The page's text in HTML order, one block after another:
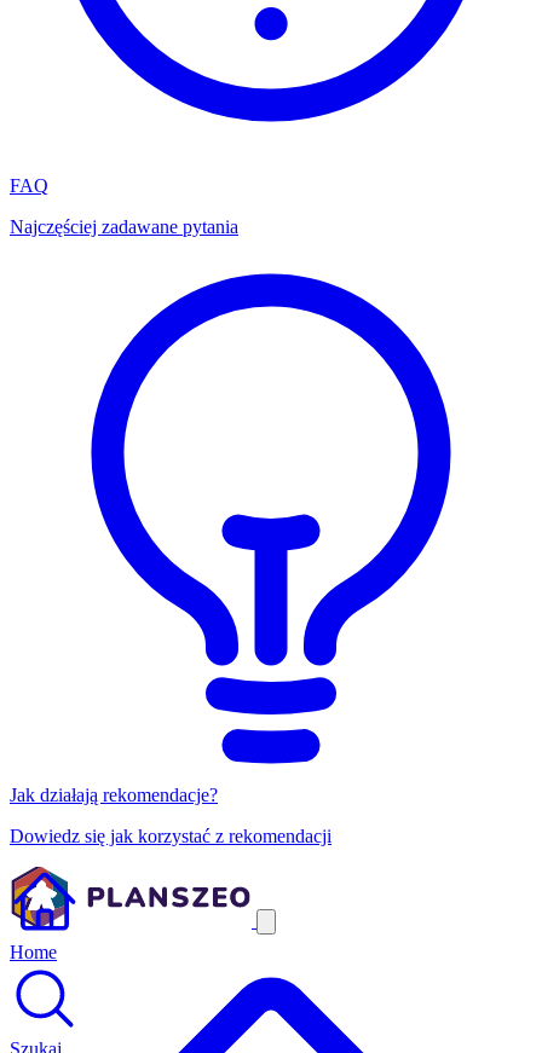
FAQ
Najczęściej zadawane pytania
Jak działają rekomendacje?
Dowiedz się jak korzystać z rekomendacji
Home
Szukaj